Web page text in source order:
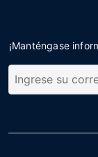
¡Manténgase